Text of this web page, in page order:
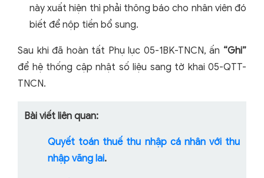
này xuất hiện thì phải thông báo cho nhân viên đó
biết để nộp tiền bổ sung.
Sau khi đã hoàn tất Phụ lục 05-1BK-TNCN, ấn “Ghi”
để hệ thống cập nhật số liệu sang tờ khai 05-QTT-
TNCN.
Bài viết liên quan:
Quyết toán thuế thu nhập cá nhân với thu
nhập vãng lai.